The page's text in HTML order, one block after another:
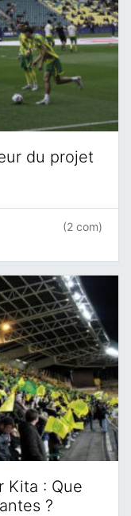
du projet
(2 com)
Kita : Que
?